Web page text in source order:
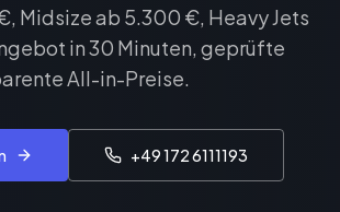
Midsize ab 5.300 €, Heavy Jets
in 30 Minuten, geprüfte
All-in-Preise.
+49 172 6111193